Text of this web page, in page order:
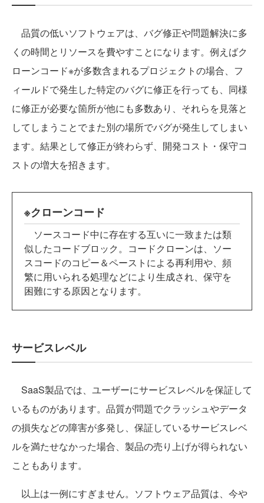
品質の低いソフトウェアは、バグ修正や問題解決に多
くの時間とリソースを費やすことになります。例えばク
ローンコード※が多数含まれるプロジェクトの場合、フ
ィールドで発生した特定のバグに修正を行っても、同様
に修正が必要な箇所が他にも多数あり、それらを見落と
してしまうことでまた別の場所でバグが発生してしまい
ます。結果として修正が終わらず、開発コスト・保守コ
ストの増大を招きます。
※クローンコード
ソースコード中に存在する互いに一致または類
似したコードブロック。コードクローンは、ソー
スコードのコピー＆ペーストによる再利用や、頻
繁に用いられる処理などにより生成され、保守を
困難にする原因となります。
サービスレベル
SaaS製品では、ユーザーにサービスレベルを保証して
いるものがあります。品質が問題でクラッシュやデータ
の損失などの障害が多発し、保証しているサービスレベ
ルを満たせなかった場合、製品の売り上げが得られない
こともあります。
以上は一例にすぎません。ソフトウェア品質は、今や